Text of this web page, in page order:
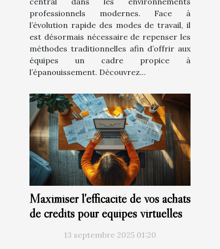
professionnels modernes. Face à
l’évolution rapide des modes de travail, il
est désormais nécessaire de repenser les
méthodes traditionnelles afin d’offrir aux
équipes un cadre propice à
l’épanouissement. Découvrez...
Maximiser l'efficacité de vos achats
de crédits pour équipes virtuelles
13 septembre 2025 01:20